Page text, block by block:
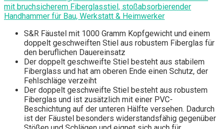
mit bruchsicherem Fiberglasstiel, stoßabsorbierender
Handhammer für Bau, Werkstatt & Heimwerker
S&R Fäustel mit 1000 Gramm Kopfgewicht und einem
doppelt geschweiften Stiel aus robustem Fiberglas für
den beruflichen Dauereinsatz
Der doppelt geschweifte Stiel besteht aus stabilem
Fiberglass und hat am oberen Ende einen Schutz, der
Fehlschläge verzeiht
Der doppelt geschweifte Stiel besteht aus robustem
Fiberglas und ist zusätzlich mit einer PVC-
Beschichtung auf der unteren Hälfte versehen. Dadurch
ist der Fäustel besonders widerstandsfähig gegenüber